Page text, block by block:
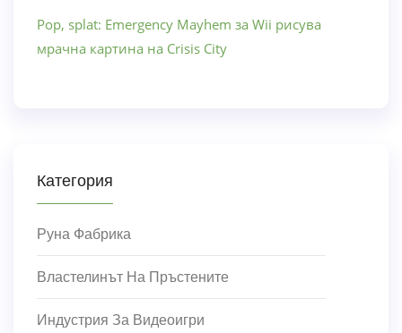
Pop, splat: Emergency Mayhem за Wii рисува
мрачна картина на Crisis City
Категория
Руна Фабрика
Властелинът На Пръстените
Индустрия За Видеоигри